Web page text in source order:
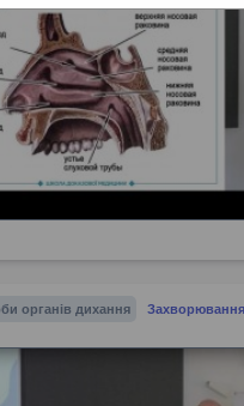
органів дихання